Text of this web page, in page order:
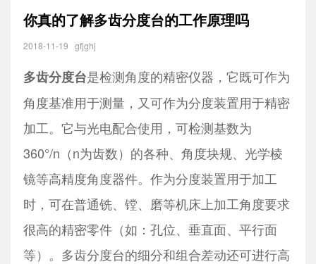
你真的了解多齿分度台的工作原理吗
2018-11-19 gfjghj
多齿分度台是检测角度的精密仪器，它既可作为
角度基准用于测量，又可作为分度装置用于精密
加工。它与光电配合使用，可检测基数为
360°/n（n为齿数）的各种、角度块规、光学棱
镜等高精度角度器件。作为分度装置用于加工
时，可在普通铣、镗、磨等机床上加工角度要求
很高的精密零件（如：孔位、垂直面、平行面
等）。多齿分度台的细分和组合差动还可进行高